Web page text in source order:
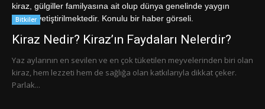
Bitkiler
Kiraz Nedir? Kiraz’ın Faydaları Nelerdir?
Yaz aylarının en sevilen ve en çok tüketilen meyvelerinden biri olan
kiraz, hem lezzeti hem de sağlığa olan katkılarıyla dikkat çeker.
Parlak...